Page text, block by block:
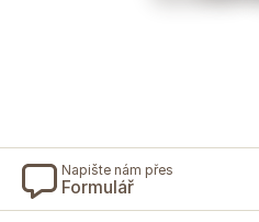
Napište nám přes
Formulář